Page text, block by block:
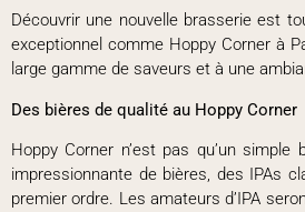
Découvrir une nouvelle brasserie est
exceptionnel comme Hoppy Corner à
large gamme de saveurs et à une
Des bières de qualité au Hoppy Corner
Hoppy Corner n’est pas qu’un simple
impressionnante de bières, des IPAs
premier ordre. Les amateurs d’IPA